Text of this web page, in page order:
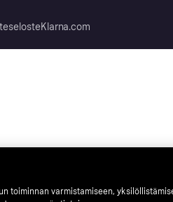
Klarna.com
toiminnan varmistamiseen,